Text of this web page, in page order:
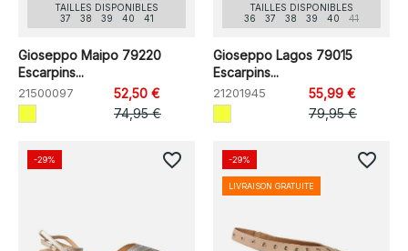
TAILLES DISPONIBLES
37
38 39 40 41
Gioseppo Maipo 79220
Escarpins...
21500097
52,50 €
74,95 €
TAILLES DISPONIBLES
36
37 38 39 40 41
Gioseppo Lagos 79015
Escarpins...
21201945
55,99 €
79,95 €
-29% favorite_border -29%
LIVRAISON GRATUITE
favorite_border